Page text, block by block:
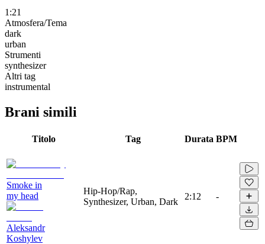
1:21
Atmosfera/Tema
dark
urban
Strumenti
synthesizer
Altri tag
instrumental
Brani simili
Titolo Tag Durata BPM
Smoke in
my head
Aleksandr
Koshylev
Hip-Hop/Rap,
Synthesizer, Urban, Dark
2:12 -